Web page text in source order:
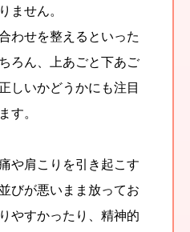
ません。
わせを整えるといった
ろん、上あごと下あご
しいかどうかにも注目
す。
や肩こりを引き起こす
びが悪いまま放ってお
やすかったり、精神的